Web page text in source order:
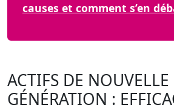
causes et comment s’en
ACTIFS DE NOUVELLE
GÉNÉRATION :